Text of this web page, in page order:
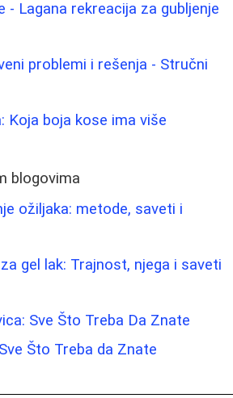
- Lagana rekreacija za gubljenje
problemi i rešenja - Stručni
Koja boja kose ima više
blogovima
ožiljaka: metode, saveti i
gel lak: Trajnost, njega i saveti
Sve Što Treba Da Znate
Što Treba da Znate